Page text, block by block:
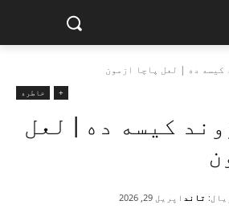
کیسه ده | لعل پاچا ازمون
+ خاطره
کیسه ده | لعل
تاند اپریل 29, 2026